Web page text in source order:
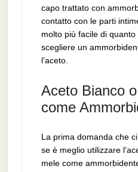
capo trattato con
contatto con le parti
molto più facile di quanto
scegliere un
l’aceto.
Aceto Bianco
come
La prima domanda che
se è meglio utilizzare
mele come